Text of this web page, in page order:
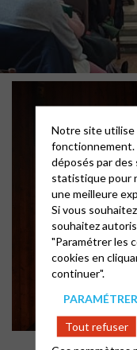
Notre site utilise
fonctionnement.
déposés par des
statistique pour
une meilleure
Si vous
souhaitez
"Paramétrer les
cookies en
continuer".
Tout refuser